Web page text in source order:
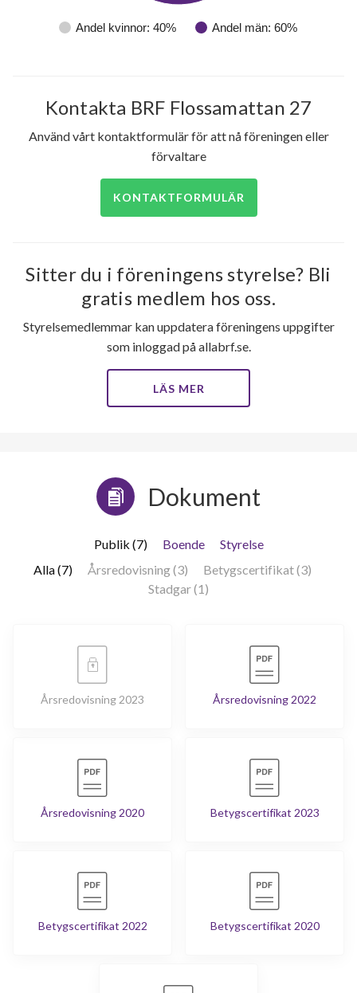
Andel kvinnor: 40% Andel män: 60%
Kontakta BRF Flossamattan 27
Använd vårt kontaktformulär för att nå föreningen eller
förvaltare
KONTAKTFORMULÄR
Sitter du i föreningens styrelse? Bli
gratis medlem hos oss.
Styrelsemedlemmar kan uppdatera föreningens uppgifter
som inloggad på allabrf.se.
LÄS MER
Dokument
Publik (7) Boende
Styrelse
Alla (7)
Årsredovisning (3)
Betygscertifikat (3)
Stadgar (1)
Årsredovisning 2023 Årsredovisning 2022
Årsredovisning 2020 Betygscertifikat 2023
Betygscertifikat 2022 Betygscertifikat 2020